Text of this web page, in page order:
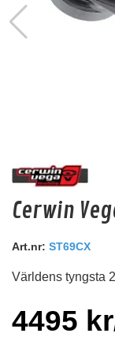
dBVOX RAM-20.603
Högtalaradapter 6.5" Ford
Hos leverantör 3+ dagar
Cerwin
Art.nr: ST69CX
Världens tyngsta
4495